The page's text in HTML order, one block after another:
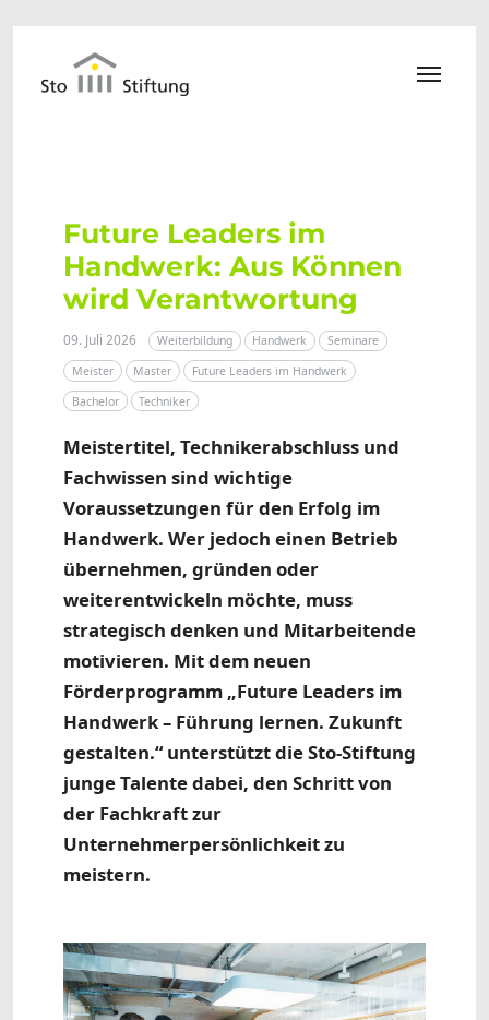
Future Leaders im
Handwerk: Aus Können
wird Verantwortung
09. Juli 2026 Weiterbildung Handwerk
Seminare
Meister
Master
Future Leaders im Handwerk
Bachelor
Techniker
Meistertitel, Technikerabschluss und
Fachwissen sind wichtige
Voraussetzungen für den Erfolg im
Handwerk. Wer jedoch einen Betrieb
übernehmen, gründen oder
weiterentwickeln möchte, muss
strategisch denken und Mitarbeitende
motivieren. Mit dem neuen
Förderprogramm „Future Leaders im
Handwerk – Führung lernen. Zukunft
gestalten.“ unterstützt die Sto-Stiftung
junge Talente dabei, den Schritt von
der Fachkraft zur
Unternehmerpersönlichkeit zu
meistern.